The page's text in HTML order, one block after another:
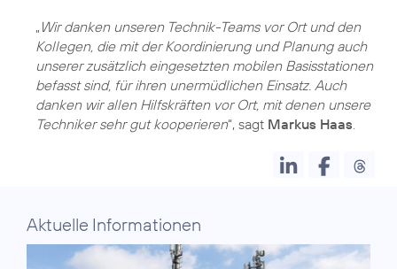
„ Wir danken unseren Technik-Teams vor Ort und den
Kollegen, die mit der Koordinierung und Planung auch
unserer zusätzlich eingesetzten mobilen Basisstationen
befasst sind, für ihren unermüdlichen Einsatz. Auch
danken wir allen Hilfskräften vor Ort, mit denen unsere
Techniker sehr gut kooperieren“, sagt Markus Haas
Aktuelle Informationen